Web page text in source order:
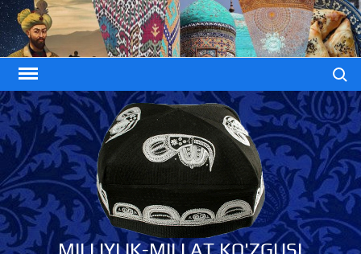
Skip
to
content
MILLIYLIK-MILLAT KO'ZGUSI